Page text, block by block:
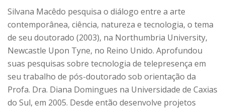
Silvana Macêdo pesquisa o diálogo entre a arte
contemporânea, ciência, natureza e tecnologia, o tema
de seu doutorado (2003), na Northumbria University,
Newcastle Upon Tyne, no Reino Unido. Aprofundou
suas pesquisas sobre tecnologia de telepresença em
seu trabalho de pós-doutorado sob orientação da
Profa. Dra. Diana Domingues na Universidade de Caxias
do Sul, em 2005. Desde então desenvolve projetos